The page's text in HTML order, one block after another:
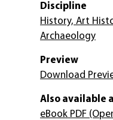
Discipline
History, Art
Archaeology
Preview
Download
Also available
eBook PDF